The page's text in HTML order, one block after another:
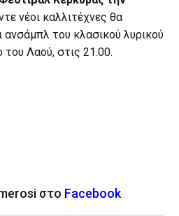
νέοι καλλιτέχνες θα
ανσάμπλ του κλασικού λυρικού
του Λαού, στις 21.00.
στο Facebook